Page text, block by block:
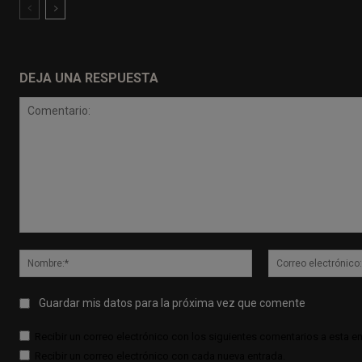
DEJA UNA RESPUESTA
Nombre:*
Guardar mis datos para la próxima vez que comente